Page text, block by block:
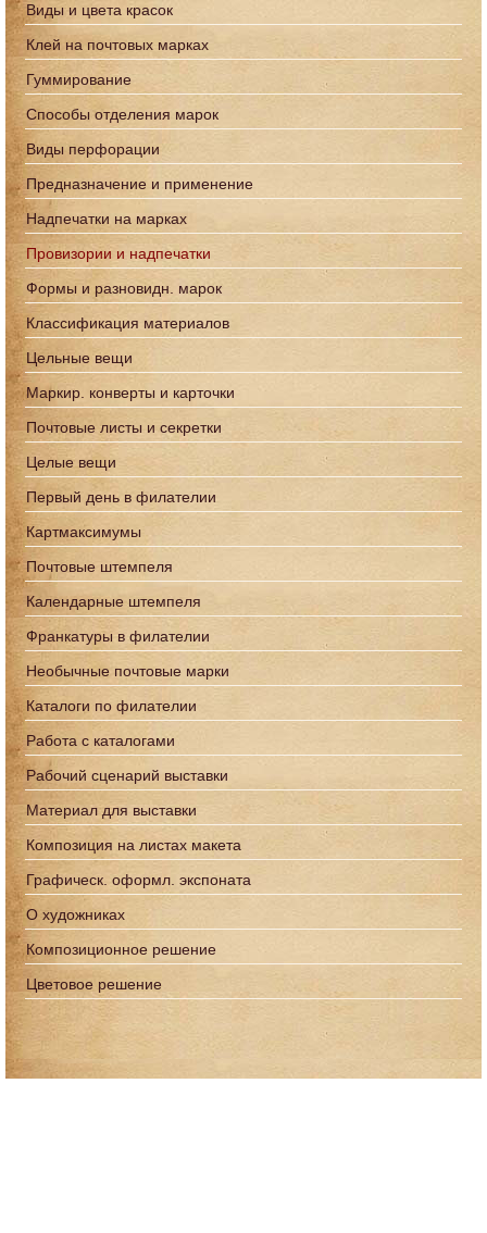
Виды и цвета красок
Клей на почтовых марках
Гуммирование
Способы отделения марок
Виды перфорации
Предназначение и применение
Надпечатки на марках
Провизории и надпечатки
Формы и разновидн. марок
Классификация материалов
Цельные вещи
Маркир. конверты и карточки
Почтовые листы и секретки
Целые вещи
Первый день в филателии
Картмаксимумы
Почтовые штемпеля
Календарные штемпеля
Франкатуры в филателии
Необычные почтовые марки
Каталоги по филателии
Работа с каталогами
Рабочий сценарий выставки
Материал для выставки
Композиция на листах макета
Графическ. оформл. экспоната
О художниках
Композиционное решение
Цветовое решение